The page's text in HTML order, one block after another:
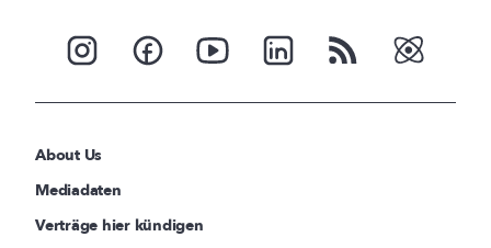
About Us
Mediadaten
Verträge hier kündigen